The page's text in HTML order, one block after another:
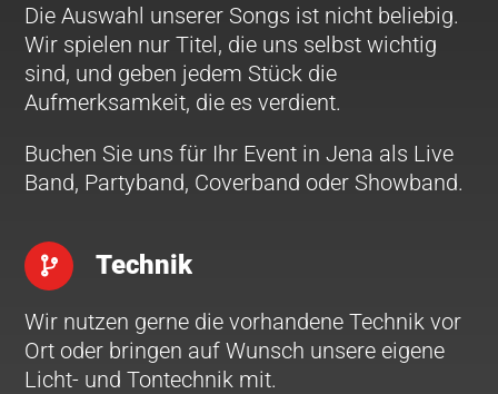
Die Auswahl unserer Songs ist nicht beliebig.
Wir spielen nur Titel, die uns selbst wichtig
sind, und geben jedem Stück die
Aufmerksamkeit, die es verdient.
Buchen Sie uns für Ihr Event in Jena als Live
Band, Partyband, Coverband oder Showband.
Technik
Wir nutzen gerne die vorhandene Technik vor
Ort oder bringen auf Wunsch unsere eigene
Licht- und Tontechnik mit.